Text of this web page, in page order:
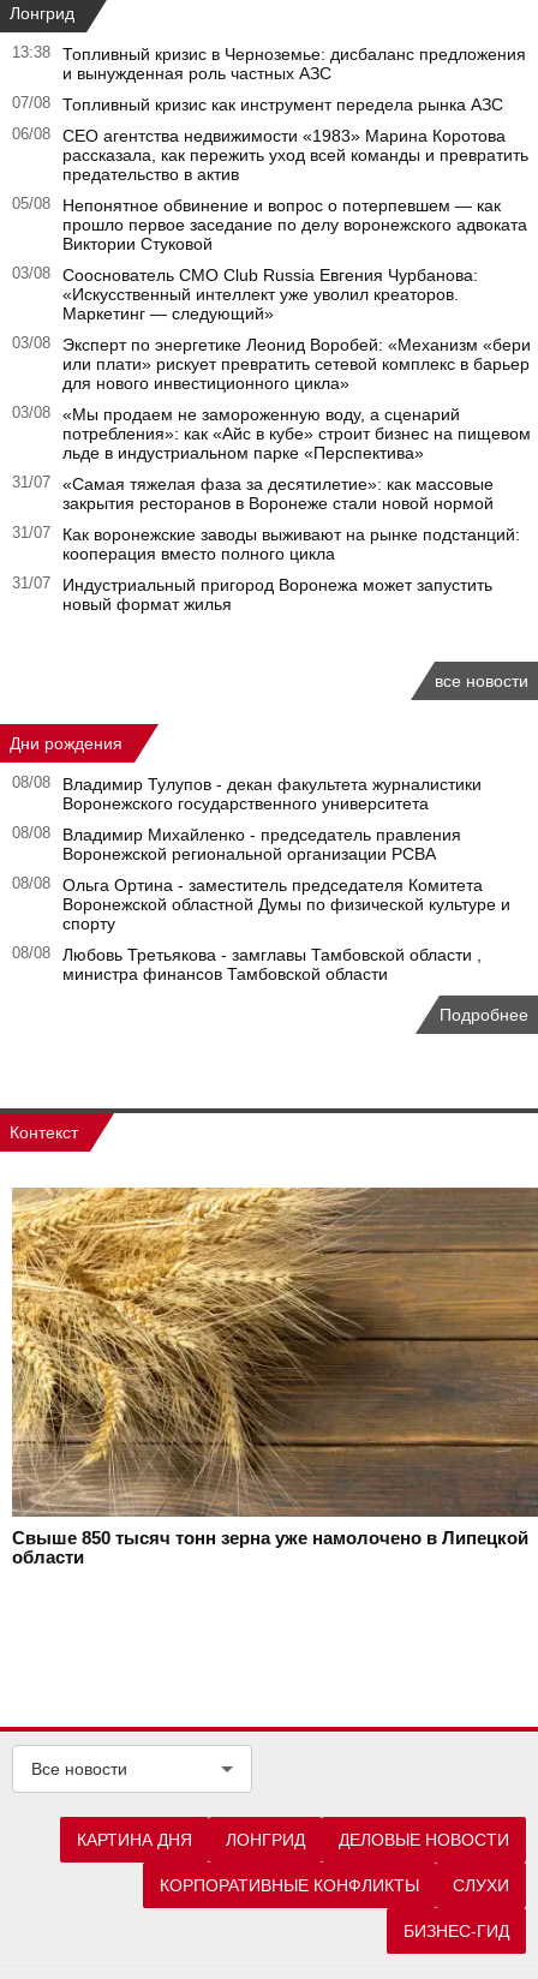
Лонгрид
13:38
Топливный кризис в Черноземье: дисбаланс предложения
и вынужденная роль частных АЗС
07/08 Топливный кризис как инструмент передела рынка АЗС
06/08
CEO агентства недвижимости «1983» Марина Коротова
рассказала, как пережить уход всей команды и превратить
предательство в актив
05/08
Непонятное обвинение и вопрос о потерпевшем — как
прошло первое заседание по делу воронежского адвоката
Виктории Стуковой
03/08
Сооснователь CMO Club Russia Евгения Чурбанова:
«Искусственный интеллект уже уволил креаторов.
Маркетинг — следующий»
03/08
Эксперт по энергетике Леонид Воробей: «Механизм «бери
или плати» рискует превратить сетевой комплекс в барьер
для нового инвестиционного цикла»
03/08
«Мы продаем не замороженную воду, а сценарий
потребления»: как «Айс в кубе» строит бизнес на пищевом
льде в индустриальном парке «Перспектива»
31/07
«Самая тяжелая фаза за десятилетие»: как массовые
закрытия ресторанов в Воронеже стали новой нормой
31/07
Как воронежские заводы выживают на рынке подстанций:
кооперация вместо полного цикла
31/07
Индустриальный пригород Воронежа может запустить
новый формат жилья
все новости
Дни рождения
08/08
Владимир Тулупов - декан факультета журналистики
Воронежского государственного университета
08/08
Владимир Михайленко - председатель правления
Воронежской региональной организации РСВА
08/08
Ольга Ортина - заместитель председателя Комитета
Воронежской областной Думы по физической культуре и
спорту
08/08
Любовь Третьякова - замглавы Тамбовской области ,
министра финансов Тамбовской области
Подробнее
Контекст
Свыше 850 тысяч тонн зерна уже намолочено в Липецкой
области
Все новости
КАРТИНА ДНЯ ЛОНГРИД ДЕЛОВЫЕ НОВОСТИ
КОРПОРАТИВНЫЕ КОНФЛИКТЫ СЛУХИ
БИЗНЕС-ГИД